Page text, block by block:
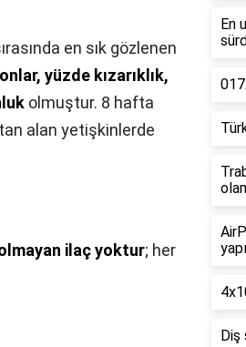
en sık gözlenen
yüzde kızarıklık,
olmuştur. 8 hafta
alan yetişkinlerde
ilaç yoktur; her
En
Diş